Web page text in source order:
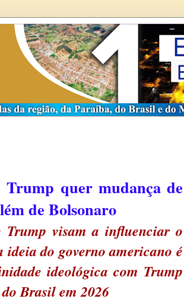
Trump quer mudança de
de Bolsonaro
Trump visam a influenciar o
ideia do governo americano é
ideológica com Trump
Brasil em 2026